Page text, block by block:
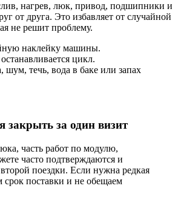
нагрев, люк, привод, подшипники и
от друга. Это избавляет от случайной
не решит проблему.
наклейку машины.
цикл.
шум, течь, вода в баке или запах
закрыть за один визит
часть работ по модулю,
часто подтверждаются и
поездки. Если нужна редкая
срок поставки и не обещаем